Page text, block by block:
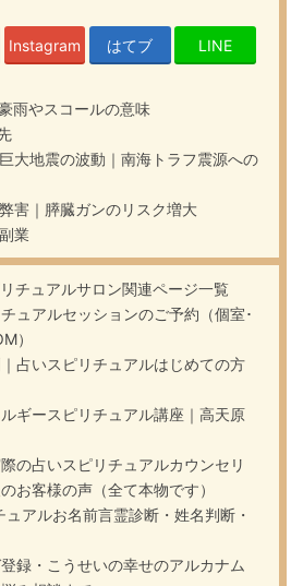
Instagram はてブ LINE
雨やスコールの意味
大地震の波動｜南海トラフ震源への
害｜膵臓ガンのリスク増大
業
チュアルサロン関連ページ一覧
ュアルセッションのご予約（個室･
）
占いスピリチュアルはじめての方
ギースピリチュアル講座｜高天原
の占いスピリチュアルカウンセリ
お客様の声（全て本物です）
アルお名前言霊診断・姓名判断・
録・こうせいの幸せのアルカナム